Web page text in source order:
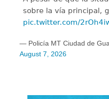
sobre la vía principal,
pic.twitter.com/
— Policía MT Ciudad de
August 7, 2026